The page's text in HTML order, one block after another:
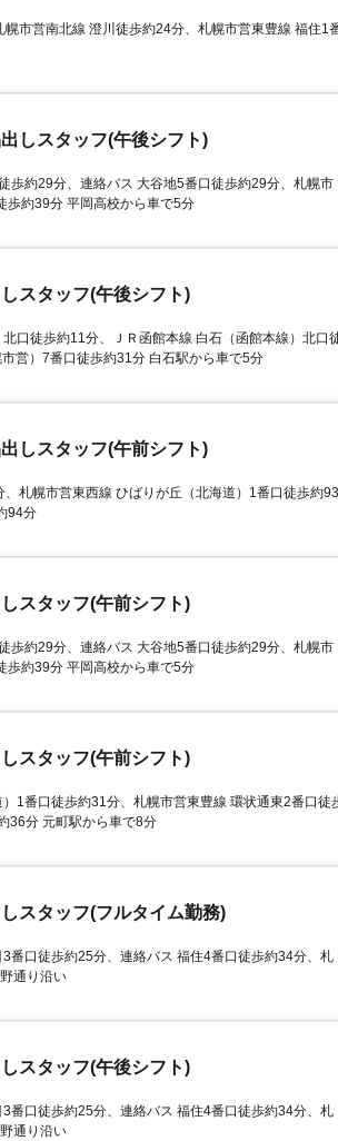
市営南北線 澄川徒歩約24分、札幌市営東豊線 福住1
しスタッフ(午後シフト)
歩約29分、連絡バス 大谷地5番口徒歩約29分、札幌市
歩約39分 平岡高校から車で5分
スタッフ(午後シフト)
口徒歩約11分、ＪＲ函館本線 白石（函館本線）北口
営）7番口徒歩約31分 白石駅から車で5分
しスタッフ(午前シフト)
札幌市営東西線 ひばりが丘（北海道）1番口徒歩約93
94分
スタッフ(午前シフト)
歩約29分、連絡バス 大谷地5番口徒歩約29分、札幌市
歩約39分 平岡高校から車で5分
スタッフ(午前シフト)
1番口徒歩約31分、札幌市営東豊線 環状通東2番口徒
36分 元町駅から車で8分
スタッフ(フルタイム勤務)
番口徒歩約25分、連絡バス 福住4番口徒歩約34分、札
通り沿い
スタッフ(午後シフト)
番口徒歩約25分、連絡バス 福住4番口徒歩約34分、札
通り沿い